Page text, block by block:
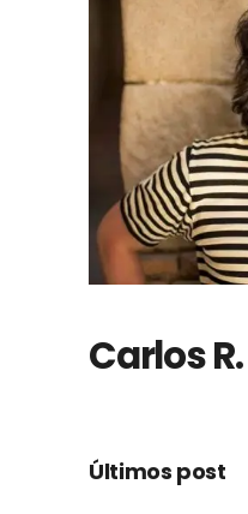
Carlos
Últimos post